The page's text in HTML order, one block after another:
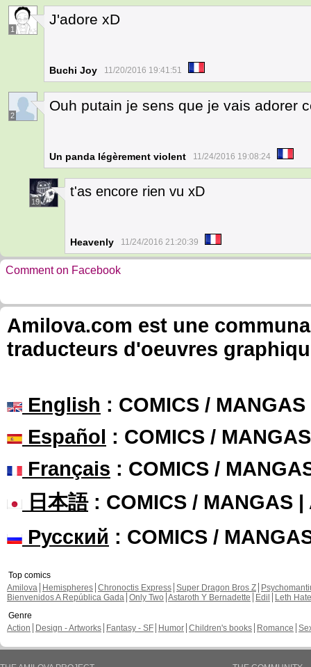
1
J'adore xD
Buchi Joy 11/20/2016 19:41:51
2
Ouh putain je sens que je vais adorer
Un panda légèrement violent 11/24/2016 19:08:24
19
t'as encore rien vu xD
Heavenly 11/24/2016 21:20:39
Comment on Facebook
Amilova.com est une
traducteurs d'oeuvres
English : COMICS /
Español : COMICS /
Français : COMICS /
日本語: COMICS / MANGAS |
Русский : COMICS /
Top comics
Amilova
Hemispheres Chronoctis Express Super Dragon Bros Z
Bienvenidos A República Gada Only Two Astaroth Y Bernadette Edil
Leth Hate
Genre
Action
Design - Artworks Fantasy - SF Humor Children's books Romance